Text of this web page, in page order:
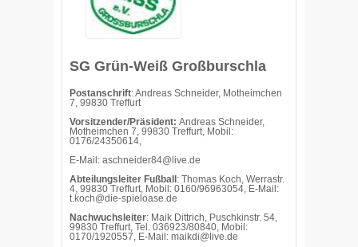
SG Grün-Weiß Großburschla
Postanschrift: Andreas Schneider, Motheimchen
7, 99830 Treffurt
Vorsitzender/Präsident: Andreas Schneider,
Motheimchen 7, 99830 Treffurt, Mobil:
0176/24350614,
E-Mail: aschneider84@live.de
Abteilungsleiter Fußball : Thomas Koch, Werrastr.
4, 99830 Treffurt, Mobil: 0160/96963054, E-Mail:
t.koch@die-spieloase.de
Nachwuchsleiter: Maik Dittrich, Puschkinstr. 54,
99830 Treffurt, Tel. 036923/80840, Mobil:
0170/1920557, E-Mail: maikdi@live.de